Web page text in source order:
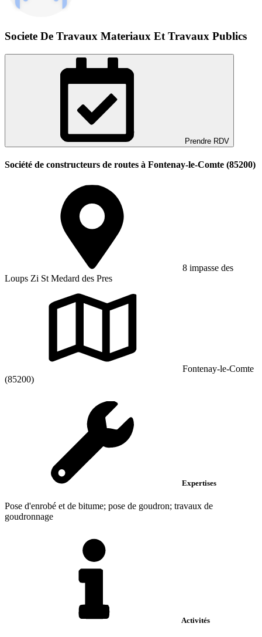
Societe De Travaux Materiaux Et Travaux Publics
Prendre RDV
Société de constructeurs de routes à Fontenay-le-Comte (85200)
8 impasse des
Loups Zi St Medard des Pres
Fontenay-le-Comte
(85200)
Expertises
Pose d'enrobé et de bitume; pose de goudron; travaux de
goudronnage
Activités